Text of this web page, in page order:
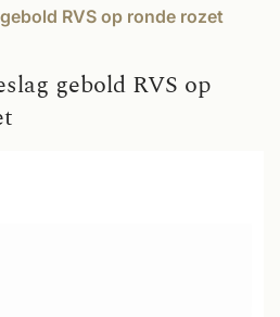
RVS op ronde rozet
gebold RVS op